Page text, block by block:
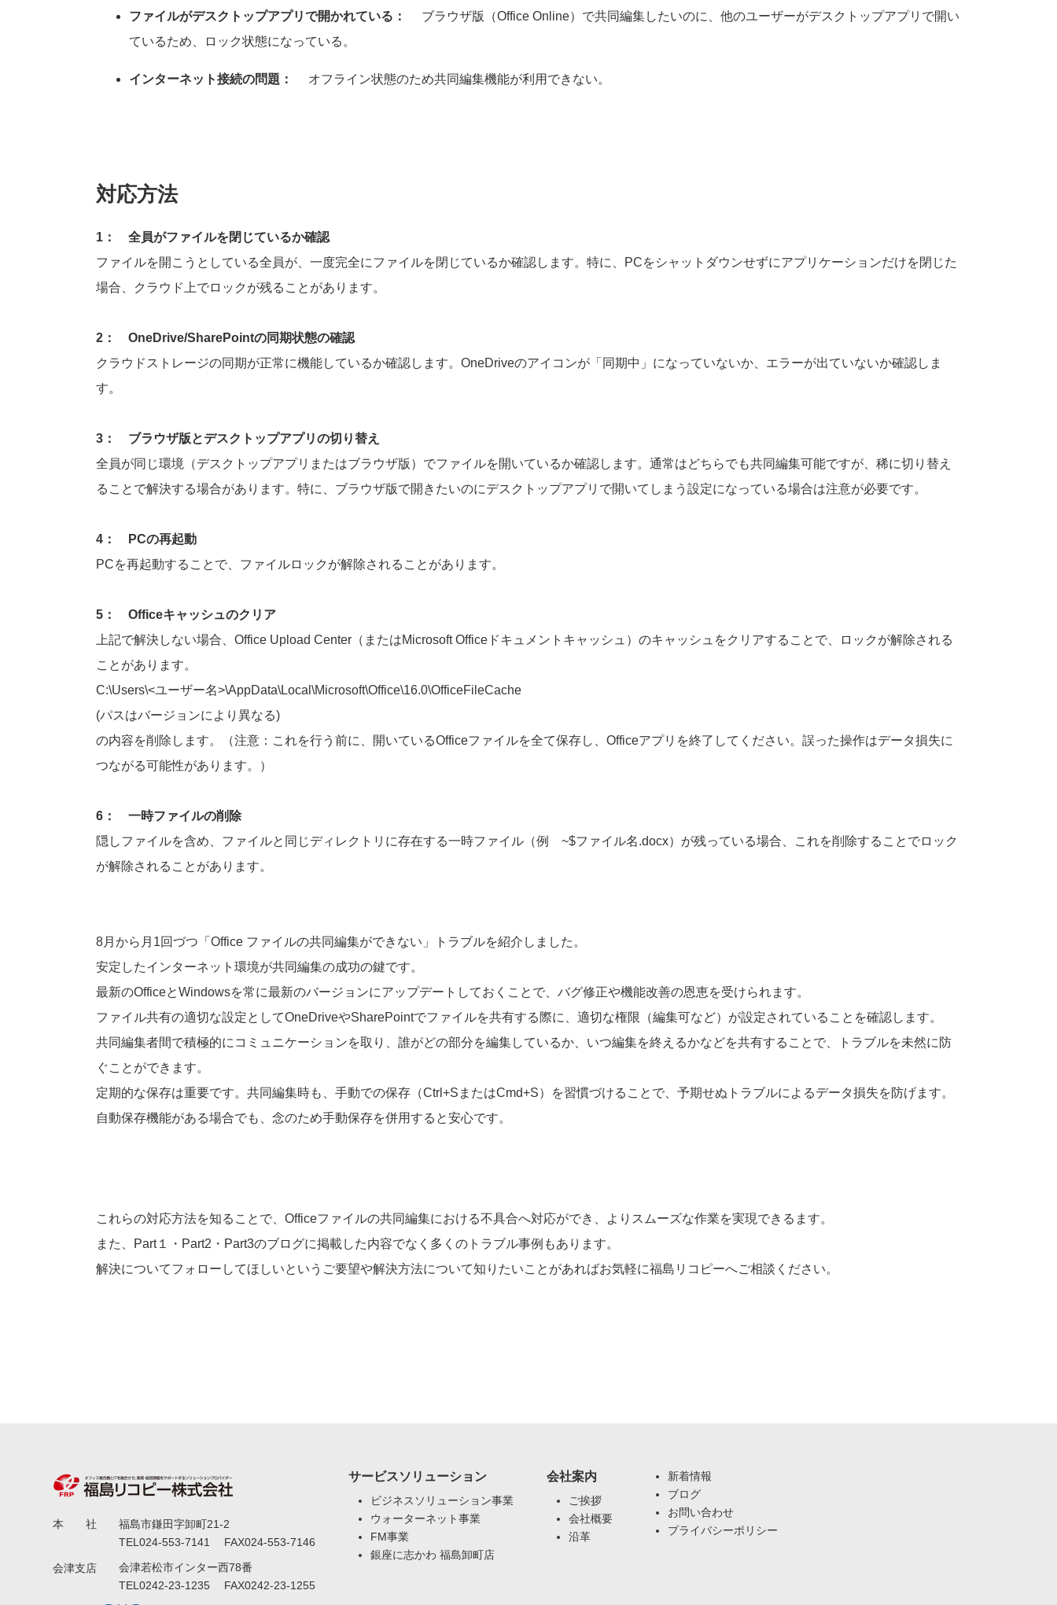
ファイルがデスクトップアプリで開かれている：
ブラウザ版（Office Online）で共同編集したいのに、他のユーザーがデスクトップアプリで開い
ているため、ロック状態になっている。
インターネット接続の問題： オフライン状態のため共同編集機能が利用できない。
対応方法
1： 全員がファイルを閉じているか確認
ファイルを開こうとしている全員が、一度完全にファイルを閉じているか確認します。特に、PCをシャットダウンせずにアプリケーションだけを閉じた
場合、クラウド上でロックが残ることがあります。
2： OneDrive/SharePointの同期状態の確認
クラウドストレージの同期が正常に機能しているか確認します。OneDriveのアイコンが「同期中」になっていないか、エラーが出ていないか確認しま
す。
3： ブラウザ版とデスクトップアプリの切り替え
全員が同じ環境（デスクトップアプリまたはブラウザ版）でファイルを開いているか確認します。通常はどちらでも共同編集可能ですが、稀に切り替え
ることで解決する場合があります。特に、ブラウザ版で開きたいのにデスクトップアプリで開いてしまう設定になっている場合は注意が必要です。
4： PCの再起動
PCを再起動することで、ファイルロックが解除されることがあります。
5： Officeキャッシュのクリア
上記で解決しない場合、Office Upload Center（またはMicrosoft Officeドキュメントキャッシュ）のキャッシュをクリアすることで、ロックが解除される
ことがあります。
C:\Users\<ユーザー名>\AppData\Local\Microsoft\Office\16.0\OfficeFileCache
(パスはバージョンにより異なる)
の内容を削除します。（注意：これを行う前に、開いているOfficeファイルを全て保存し、Officeアプリを終了してください。誤った操作はデータ損失に
つながる可能性があります。）
6： 一時ファイルの削除
隠しファイルを含め、ファイルと同じディレクトリに存在する一時ファイル（例 ~$ファイル名.docx）が残っている場合、これを削除することでロック
が解除されることがあります。
8月から月1回づつ「Office ファイルの共同編集ができない」トラブルを紹介しました。
安定したインターネット環境が共同編集の成功の鍵です。
最新のOfficeとWindowsを常に最新のバージョンにアップデートしておくことで、バグ修正や機能改善の恩恵を受けられます。
ファイル共有の適切な設定としてOneDriveやSharePointでファイルを共有する際に、適切な権限（編集可など）が設定されていることを確認します。
共同編集者間で積極的にコミュニケーションを取り、誰がどの部分を編集しているか、いつ編集を終えるかなどを共有することで、トラブルを未然に防
ぐことができます。
定期的な保存は重要です。共同編集時も、手動での保存（Ctrl+SまたはCmd+S）を習慣づけることで、予期せぬトラブルによるデータ損失を防げます。
自動保存機能がある場合でも、念のため手動保存を併用すると安心です。
これらの対応方法を知ることで、Officeファイルの共同編集における不具合へ対応ができ、よりスムーズな作業を実現できるます。
また、Part１・Part2・Part3のブログに掲載した内容でなく多くのトラブル事例もあります。
解決についてフォローしてほしいというご要望や解決方法について知りたいことがあればお気軽に福島リコピーへご相談ください。
本 社
福島市鎌田字卸町21-2
TEL024-553-7141 FAX024-553-7146
会津支店
会津若松市インター西78番
TEL0242-23-1235 FAX0242-23-1255
サービスソリューション
ビジネスソリューション事業
ウォーターネット事業
FM事業
銀座に志かわ 福島卸町店
会社案内
ご挨拶
会社概要
沿革
新着情報
ブログ
お問い合わせ
プライバシーポリシー